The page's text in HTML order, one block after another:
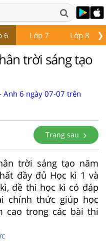
❯
6 Lớp 7 Lớp 8
trời sáng tạo
Anh 6 ngày 07-07 trên
Trang sau
trời sáng tạo năm
đầy đủ Học kì 1 và
đề thi học kì có đáp
chính thức giúp học
cao trong các bài thi